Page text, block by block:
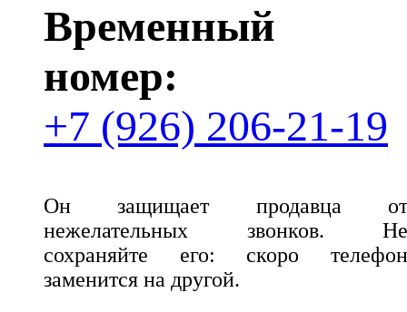
Временный
номер:
+7 (926) 206-21-19
Он защищает продавца от
нежелательных звонков. Не
сохраняйте его: скоро телефон
заменится на другой.